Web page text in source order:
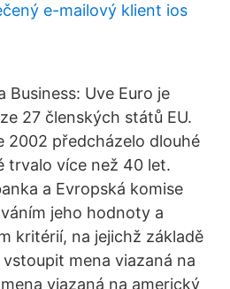
e-mailový klient ios
Business: Uve Euro je
27 členských států EU.
2002 předcházelo dlouhé
trvalo více než 40 let.
a Evropská komise
jeho hodnoty a
kritérií, na jejichž základě
mena viazaná na
viazaná na americký